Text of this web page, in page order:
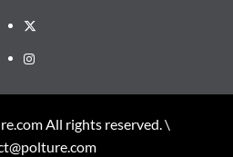
Twitter
Instagram
All rights reserved. \